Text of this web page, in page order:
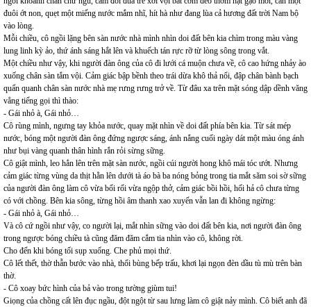
đuôi ớt non, quẹt một miếng nước mắm nhĩ, hít hà như đang lùa cả hương đất trời Nam bộ
vào lòng.
Mỗi chiều, cô ngồi lặng bên sàn nước nhà mình nhìn doi đất bên kia chìm trong màu vàng
lung linh kỳ ảo, thứ ánh sáng hắt lên và khuếch tán rực rỡ từ lòng sông trong vắt.
Một chiều như vậy, khi người đàn ông của cô đi lưới cá muộn chưa về, cô cao hứng nhảy ào
xuống chân sàn tắm vội. Cảm giác bập bềnh theo trái dừa khô thả nổi, đập chân bành bạch
quẩn quanh chân sàn nước nhà mẹ rưng rưng trở về. Từ đâu xa trên mặt sóng dập dềnh văng
vẳng tiếng gọi thì thào:
- Gái nhỏ à, Gái nhỏ…
Cô rùng mình, ngưng tay khỏa nước, quay mặt nhìn về doi đất phía bên kia. Từ sát mép
nước, bóng một người đàn ông đứng ngược sáng, ánh nắng cuối ngày dát một màu óng ánh
như bụi vàng quanh thân hình rắn rỏi sừng sững.
Cô giật mình, leo hẳn lên trên mặt sàn nước, ngồi cúi người hong khô mái tóc ướt. Nhưng
cảm giác từng vùng da thịt hằn lên dưới tà áo bà ba nóng bỏng trong tia mắt săm soi sờ sững
của người đàn ông làm cô vừa bối rối vừa ngộp thở, cảm giác bồi hồi, hối hả cô chưa từng
có với chồng. Bên kia sông, từng hồi âm thanh xao xuyến vẫn lan đi không ngừng:
- Gái nhỏ à, Gái nhỏ…
Và cô cứ ngồi như vậy, co người lại, mắt nhìn sững vào doi đất bên kia, nơi người đàn ông
trong ngược bóng chiều tà cũng đăm đăm cắm tia nhìn vào cô, không rời.
Cho đến khi bóng tối sụp xuống. Che phủ mọi thứ.
Cô lết thết, thờ thẫn bước vào nhà, thổi bùng bếp trấu, khơi lại ngọn đèn dầu tù mù trên bàn
thờ.
- Cô xoay bức hình của bả vào trong tường giùm tui!
Giọng của chồng cất lên đục ngầu, đột ngột từ sau lưng làm cô giật nảy mình. Cô biết anh đã